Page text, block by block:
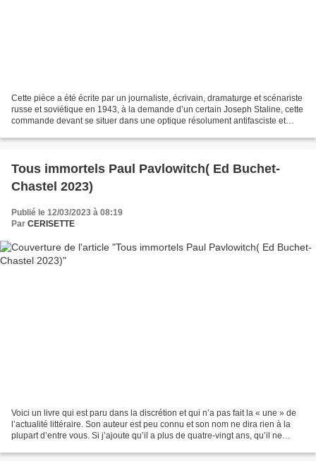
Cette pièce a été écrite par un journaliste, écrivain, dramaturge et scénariste
russe et soviétique en 1943, à la demande d’un certain Joseph Staline, cette
commande devant se situer dans une optique résolument antifasciste et
Tous immortels Paul Pavlowitch( Ed Buchet-
Chastel 2023)
Publié le 12/03/2023 à 08:19
Par CERISETTE
Voici un livre qui est paru dans la discrétion et qui n’a pas fait la « une » de
l’actualité littéraire. Son auteur est peu connu et son nom ne dira rien à la
plupart d’entre vous. Si j’ajoute qu’il a plus de quatre-vingt ans, qu’il ne